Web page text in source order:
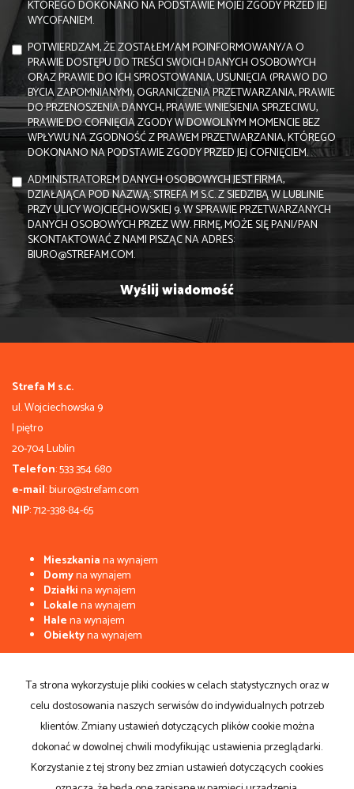
KTÓREGO DOKONANO NA PODSTAWIE MOJEJ ZGODY PRZED JEJ
WYCOFANIEM.
POTWIERDZAM, ŻE ZOSTAŁEM/AM POINFORMOWANY/A O
PRAWIE DOSTĘPU DO TREŚCI SWOICH DANYCH OSOBOWYCH
ORAZ PRAWIE DO ICH SPROSTOWANIA, USUNIĘCIA (PRAWO DO
BYCIA ZAPOMNIANYM), OGRANICZENIA PRZETWARZANIA, PRAWIE
DO PRZENOSZENIA DANYCH, PRAWIE WNIESIENIA SPRZECIWU,
PRAWIE DO COFNIĘCIA ZGODY W DOWOLNYM MOMENCIE BEZ
WPŁYWU NA ZGODNOŚĆ Z PRAWEM PRZETWARZANIA, KTÓREGO
DOKONANO NA PODSTAWIE ZGODY PRZED JEJ COFNIĘCIEM.
ADMINISTRATOREM DANYCH OSOBOWYCH JEST FIRMA,
DZIAŁAJĄCA POD NAZWĄ: STREFA M S.C. Z SIEDZIBĄ W LUBLINIE
PRZY ULICY WOJCIECHOWSKIEJ 9. W SPRAWIE PRZETWARZANYCH
DANYCH OSOBOWYCH PRZEZ WW. FIRMĘ, MOŻE SIĘ PANI/PAN
SKONTAKTOWAĆ Z NAMI PISZĄC NA ADRES:
BIURO@STREFAM.COM.
Strefa M s.c.
ul. Wojciechowska 9
I piętro
20-704 Lublin
Telefon: 533 354 680
e-mail: biuro@strefam.com
NIP: 712-338-84-65
Mieszkaniana wynajem
Domyna wynajem
Działkina wynajem
Lokalena wynajem
Halena wynajem
Obiektyna wynajem
Domy
na sprzedaż
Działkina sprzedaż
Lokalena sprzedaż
Halena sprzedaż
Obiekty
na sprzedaż
Strona główna Sprzedaj Kup notatnik Kontakt
Ta strona wykorzystuje pliki cookies w celach statystycznych oraz w
celu dostosowania naszych serwisów do indywidualnych potrzeb
klientów. Zmiany ustawień dotyczących plików cookie można
dokonać w dowolnej chwili modyfikując ustawienia przeglądarki.
Korzystanie z tej strony bez zmian ustawień dotyczących cookies